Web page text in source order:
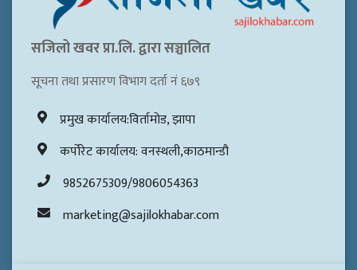
सजिलो खवर प्रा.लि. द्वारा सञ्चालित
सूचना तथा प्रसारण विभाग दर्ता नं ६७९
प्रमुख कार्यालय:विर्तामोड, झापा
कर्पोरेट कार्यालय: वनस्थली,काठमान्डौ
9852675309/9806054363
marketing@sajilokhabar.com